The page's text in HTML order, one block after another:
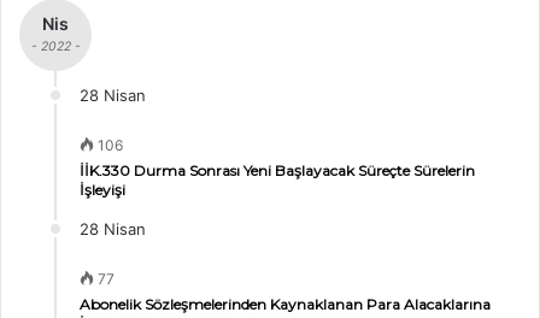
Nis
- 2022 -
28 Nisan
106
İİK.330 Durma Sonrası Yeni Başlayacak Süreçte Sürelerin
İşleyişi
28 Nisan
77
Abonelik Sözleşmelerinden Kaynaklanan Para Alacaklarına